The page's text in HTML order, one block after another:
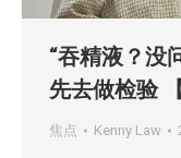
“吞精液？没
先去做检验
焦点 Kenny Law